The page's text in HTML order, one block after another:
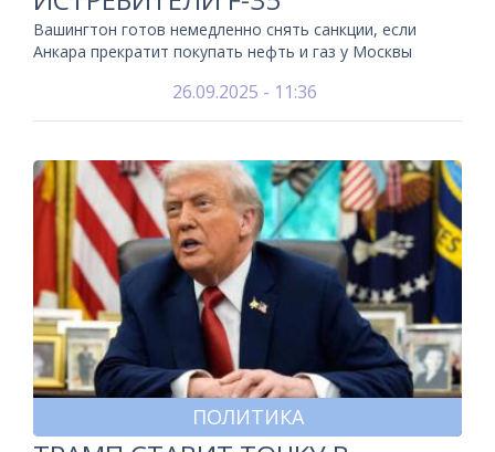
Вашингтон готов немедленно снять санкции, если
Анкара прекратит покупать нефть и газ у Москвы
26.09.2025 - 11:36
ПОЛИТИКА